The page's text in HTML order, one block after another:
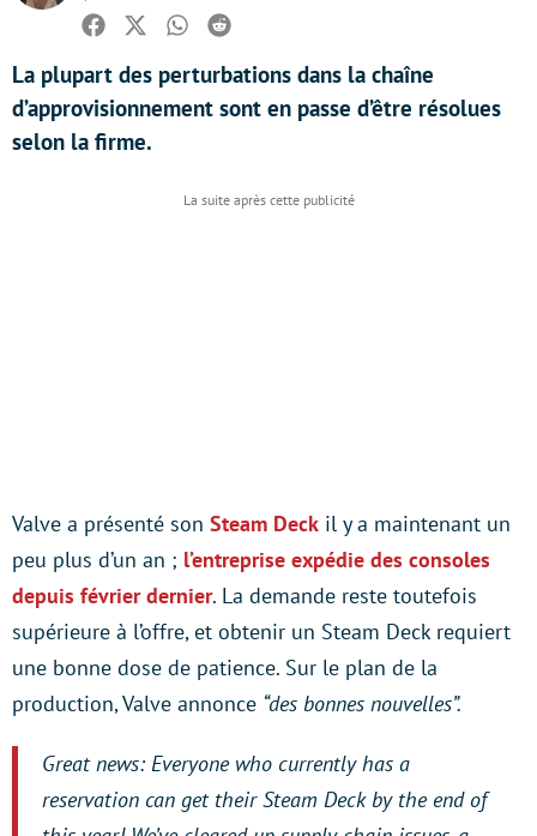
Facebook
TwitterWhatsapp
Reddit
La plupart des perturbations dans la chaîne
d’approvisionnement sont en passe d’être résolues
selon la firme.
Valve a présenté son Steam Deck il y a maintenant un
peu plus d’un an ; l’entreprise expédie des consoles
depuis février dernier. La demande reste toutefois
supérieure à l’offre, et obtenir un Steam Deck requiert
une bonne dose de patience. Sur le plan de la
production, Valve annonce “des bonnes nouvelles”.
Great news: Everyone who currently has a
reservation can get their Steam Deck by the end of